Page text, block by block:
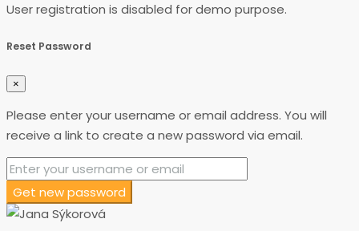
User registration is disabled for demo purpose.
Reset Password
×
Please enter your username or email address. You will
receive a link to create a new password via email.
Get new password